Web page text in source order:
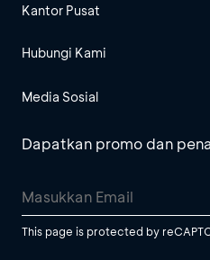
Kantor Pusat
Hubungi Kami
Media Sosial
Dapatkan promo dan
This page is protected by